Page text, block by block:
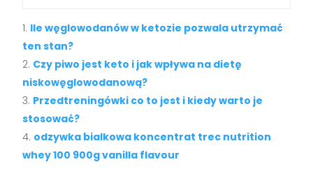
Ile węglowodanów w ketozie pozwala utrzymać
ten stan?
Czy piwo jest keto i jak wpływa na dietę
niskowęglowodanową?
Przedtreningówki co to jest i kiedy warto je
stosować?
odzywka bialkowa koncentrat trec nutrition
whey 100 900g vanilla flavour